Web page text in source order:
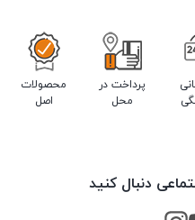
پرداخت در
محل
محصولات
اصل
دنبال کنید